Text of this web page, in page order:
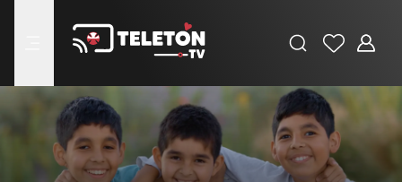
BuscarFavoritos